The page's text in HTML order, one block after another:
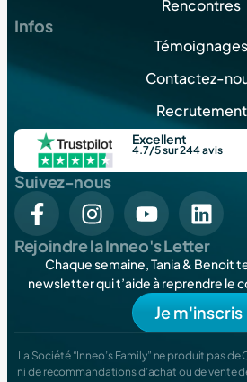
Rencontres
Infos
Témoignages
Contactez-
Recrutement
Excellent
4.7/5 sur 244 avis
Suivez-nous
Rejoindre la Inneo's Letter
Chaque semaine, Tania & Benoit
newsletter qui t’aide à reprendre le
Je m'inscris
La Société “Inneo’s Family” ne produit pas
ni de recommandations d’achat ou de vente